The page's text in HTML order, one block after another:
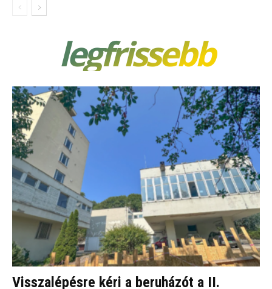
legfrissebb
Visszalépésre kéri a beruházót a II.